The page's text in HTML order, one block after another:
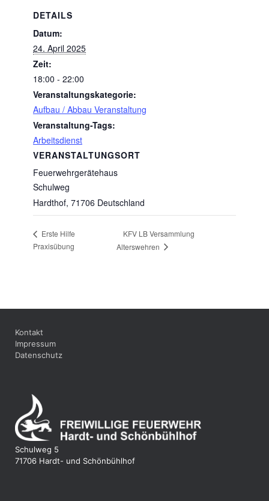
DETAILS
Datum:
24. April 2025
Zeit:
18:00 - 22:00
Veranstaltungskategorie:
Aufbau / Abbau Veranstaltung
Veranstaltung-Tags:
Arbeitsdienst
VERANSTALTUNGSORT
Feuerwehrgerätehaus
Schulweg
Hardthof, 71706 Deutschland
Erste Hilfe
Praxisübung
KFV LB Versammlung
Alterswehren
Kontakt
Impressum
Datenschutz
Schulweg 5
71706 Hardt- und Schönbühlhof